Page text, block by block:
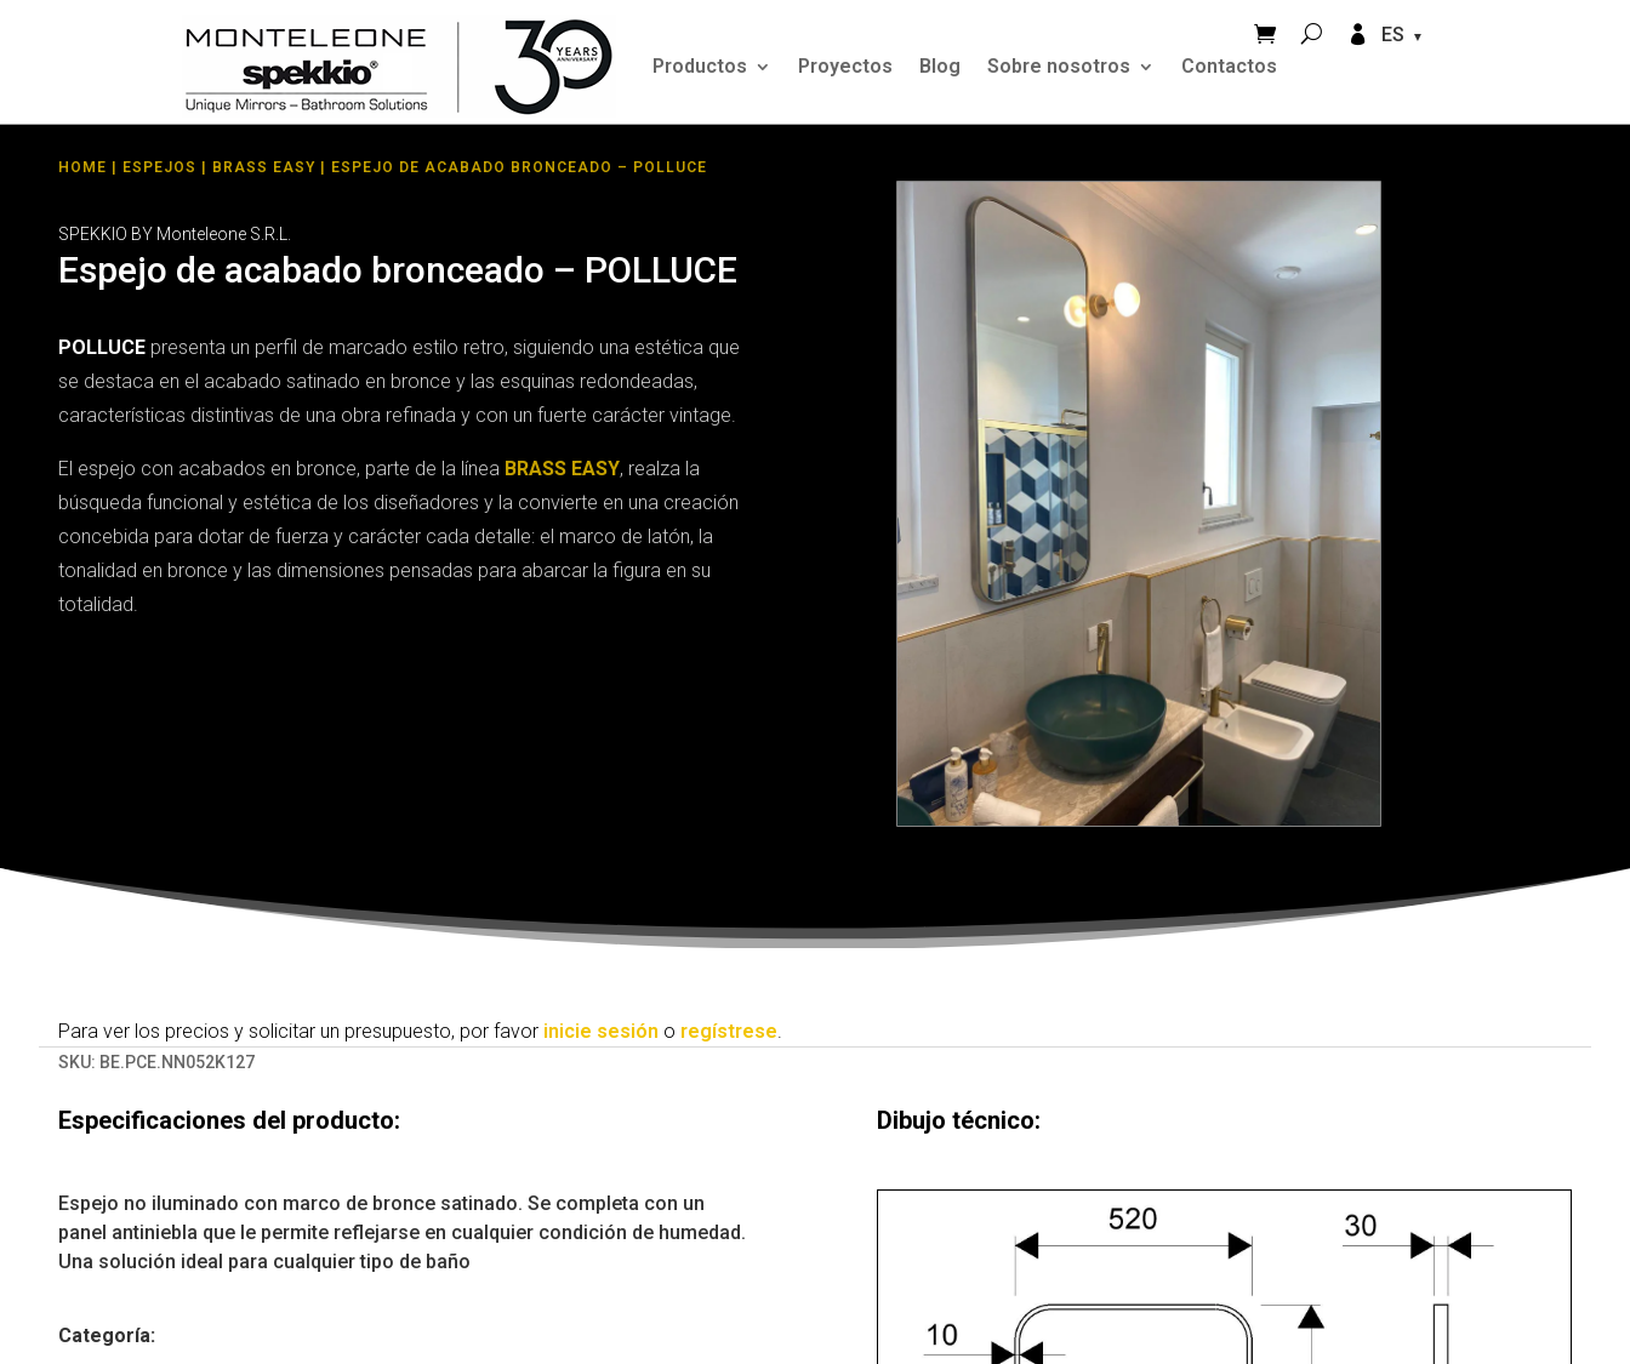
Productos Proyectos Blog Sobre nosotros Contactos
  ES
HOME ESPEJOS BRASS EASY | ESPEJO DE ACABADO BRONCEADO – POLLUCE
SPEKKIO BY Monteleone S.R.L.
Espejo de acabado bronceado – POLLUCE
POLLUCE presenta un perfil de marcado estilo retro, siguiendo una estética que
se destaca en el acabado satinado en bronce y las esquinas redondeadas,
características distintivas de una obra refinada y con un fuerte carácter vintage.
El espejo con acabados en bronce, parte de la línea BRASS EASY, realza la
búsqueda funcional y estética de los diseñadores y la convierte en una creación
concebida para dotar de fuerza y carácter cada detalle: el marco de latón, la
tonalidad en bronce y las dimensiones pensadas para abarcar la figura en su
totalidad.
Para ver los precios y solicitar un presupuesto, por favor inicie sesión o regístrese.
SKU: BE.PCE.NN052K127
Especificaciones del producto:
Espejo no iluminado con marco de bronce satinado. Se completa con un
panel antiniebla que le permite reflejarse en cualquier condición de humedad.
Una solución ideal para cualquier tipo de baño
Categoría:
Dibujo técnico: